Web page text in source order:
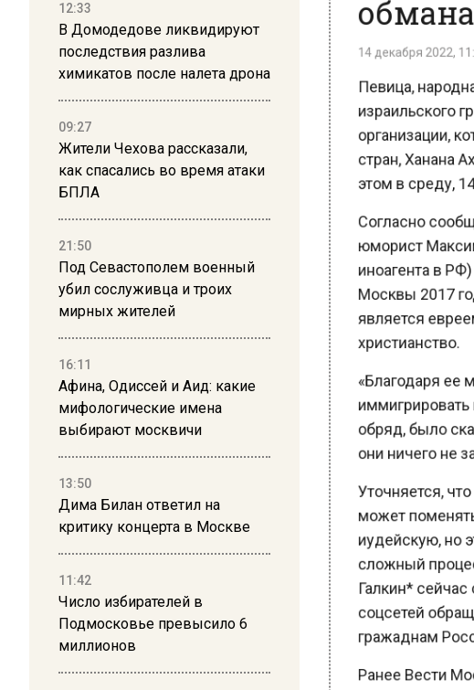
12:33
В Домодедове ликвидируют
последствия разлива
химикатов после налета дрона
09:27
Жители Чехова рассказали,
как спасались во время атаки
БПЛА
21:50
Под Севастополем военный
убил сослуживца и троих
мирных жителей
16:11
Афина, Одиссей и Аид: какие
мифологические имена
выбирают москвичи
13:50
Дима Билан ответил на
критику концерта в Москве
11:42
Число избирателей в
Подмосковье превысило 6
миллионов
14 декабря 2022, 11:39
Певица,
израильского
организации,
стран, Ханана
этом в среду,
Согласно
юморист
иноагента в
Москвы 2017
является
христианство.
иммигрировать
обряд, было
они ничего не
Уточняется,
может
иудейскую, но
сложный
Галкин* сейчас
соцсетей
гражаднам
Ранее Вести